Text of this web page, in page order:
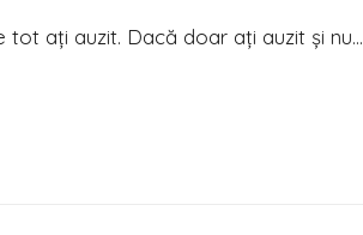
tot ați auzit. Dacă doar ați auzit și nu…